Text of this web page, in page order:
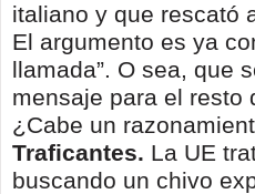
italiano y que rescató
El argumento es ya
llamada”. O sea, que
mensaje para el resto
¿Cabe un
Traficantes. La UE
buscando un chivo